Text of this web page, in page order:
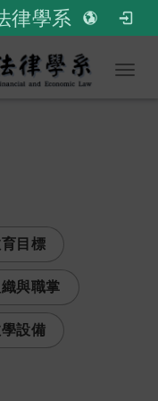
律學系
目標
與職掌
設備